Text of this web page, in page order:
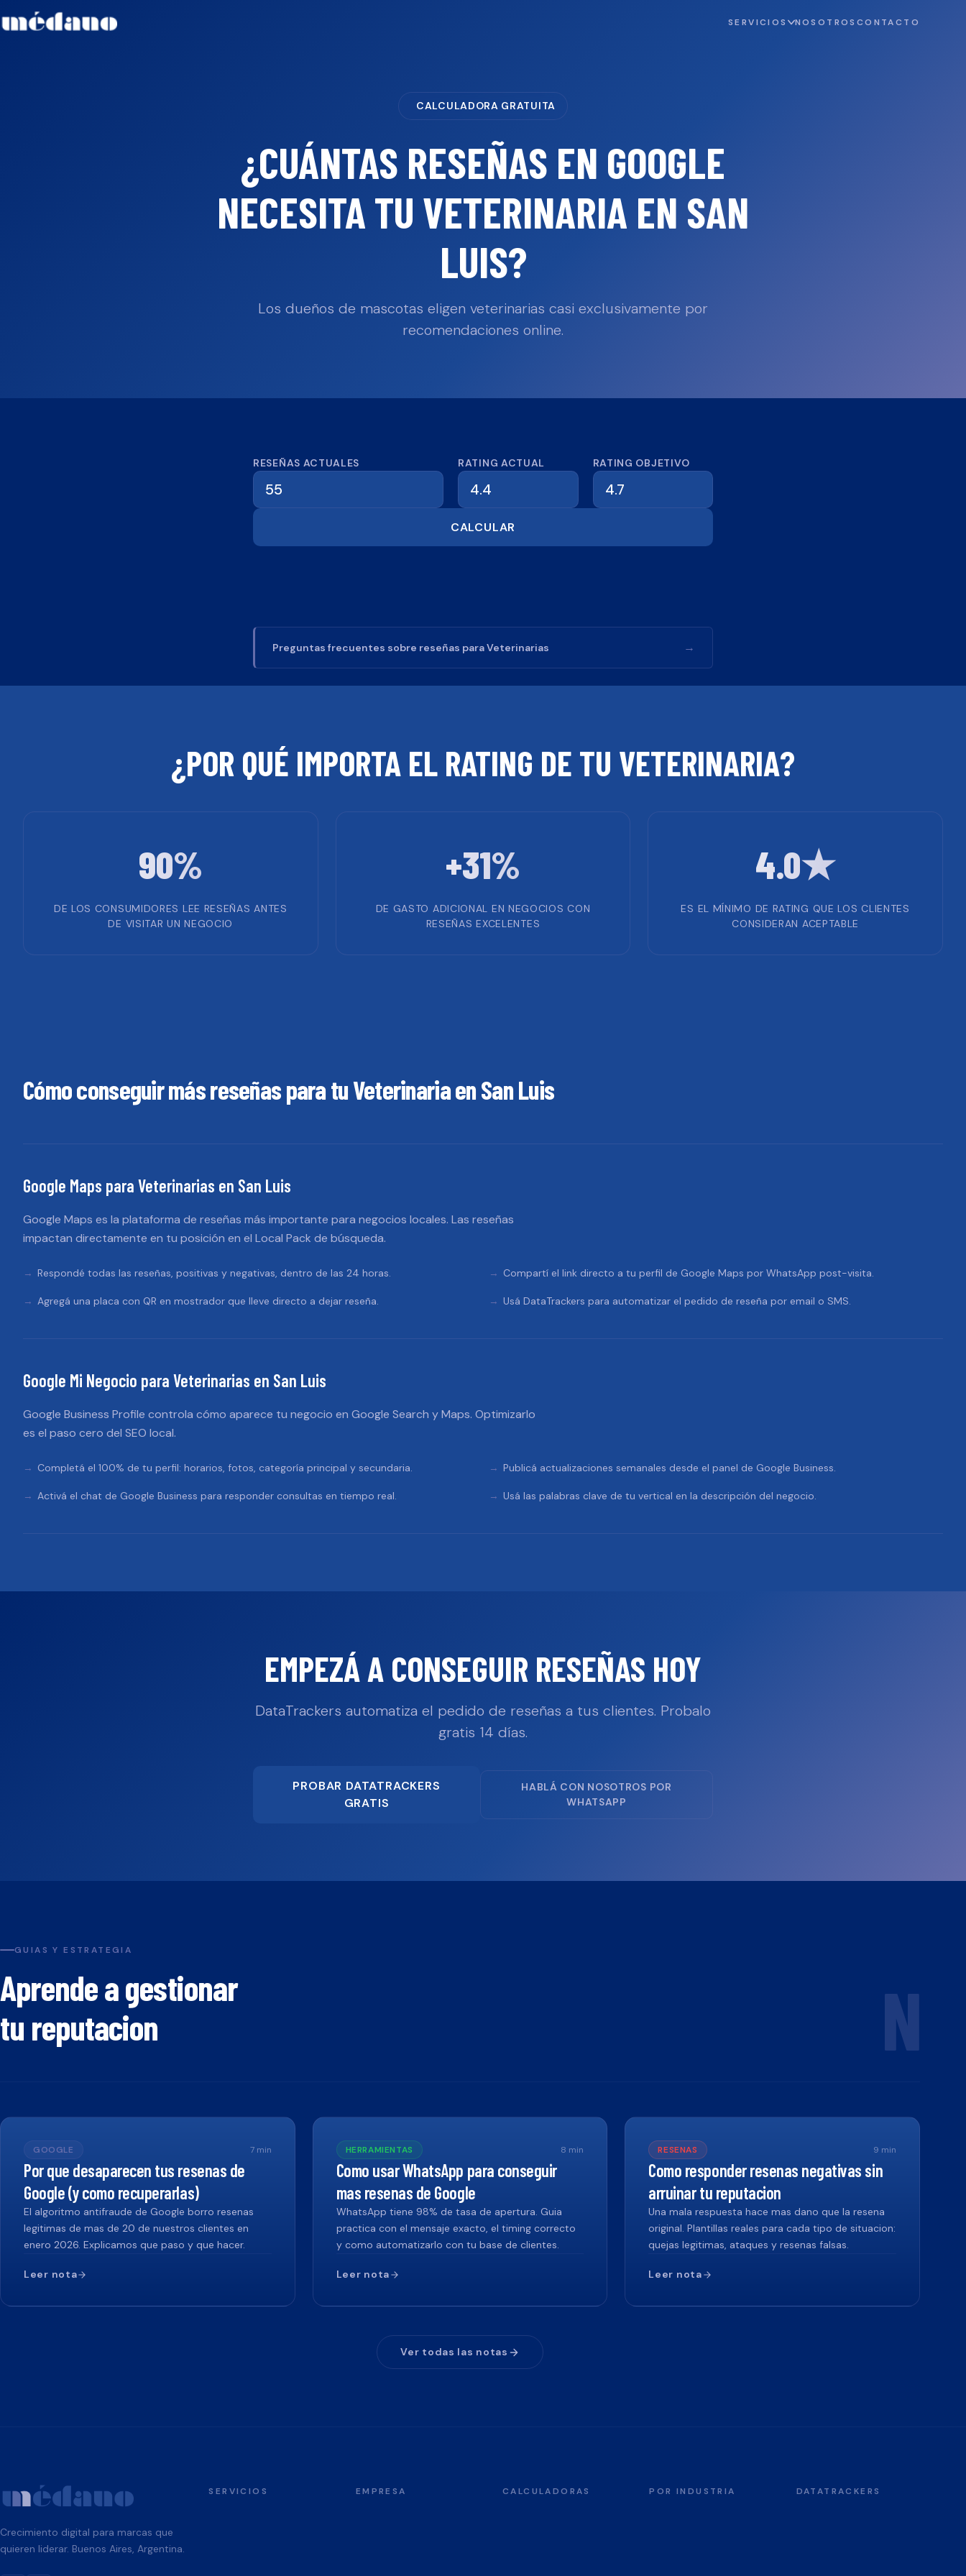
SERVICIOS NOSOTROS CONTACTO
CALCULADORA GRATUITA
¿CUÁNTAS RESEÑAS EN GOOGLE
NECESITA TU VETERINARIA EN SAN
LUIS?
Los dueños de mascotas eligen veterinarias casi exclusivamente por
recomendaciones online.
Calculadora de reseñas
RESEÑAS ACTUALES RATING ACTUAL RATING OBJETIVO
CALCULAR
Preguntas frecuentes sobre reseñas paraVeterinarias →
¿POR QUÉ IMPORTA EL RATING DE TU VETERINARIA?
90%
DE LOS CONSUMIDORES LEE RESEÑAS ANTES
DE VISITAR UN NEGOCIO
+31%
DE GASTO ADICIONAL EN NEGOCIOS CON
RESEÑAS EXCELENTES
4.0★
ES EL MÍNIMO DE RATING QUE LOS CLIENTES
CONSIDERAN ACEPTABLE
Cómo conseguir más reseñas para tuVeterinariaenSan Luis
Google Maps para Veterinarias en San Luis
Google Maps es la plataforma de reseñas más importante para negocios locales. Las reseñas
impactan directamente en tu posición en el Local Pack de búsqueda.
Respondé todas las reseñas, positivas y negativas, dentro de las 24 horas. Compartí el link directo a tu perfil de Google Maps por WhatsApp post-visita.
Agregá una placa con QR en mostrador que lleve directo a dejar reseña. Usá DataTrackers para automatizar el pedido de reseña por email o SMS.
Google Mi Negocio para Veterinarias en San Luis
Google Business Profile controla cómo aparece tu negocio en Google Search y Maps. Optimizarlo
es el paso cero del SEO local.
Completá el 100% de tu perfil: horarios, fotos, categoría principal y secundaria. Publicá actualizaciones semanales desde el panel de Google Business.
Activá el chat de Google Business para responder consultas en tiempo real. Usá las palabras clave de tu vertical en la descripción del negocio.
EMPEZÁ A CONSEGUIR RESEÑAS HOY
DataTrackers automatiza el pedido de reseñas a tus clientes. Probalo
gratis 14 días.
PROBAR DATATRACKERS
GRATIS
HABLÁ CON NOSOTROS POR
WHATSAPP
GUIAS Y ESTRATEGIA
Aprende a gestionar
tu reputacion
N
GOOGLE 7min
Por que desaparecen tus resenas de
Google (y como recuperarlas)
El algoritmo antifraude de Google borro resenas
legitimas de mas de 20 de nuestros clientes en
enero 2026. Explicamos que paso y que hacer.
Leer nota
HERRAMIENTAS 8 min
Como usar WhatsApp para conseguir
mas resenas de Google
WhatsApp tiene 98% de tasa de apertura. Guia
practica con el mensaje exacto, el timing correcto
y como automatizarlo con tu base de clientes.
Leer nota
RESENAS 9 min
Como responder resenas negativas sin
arruinar tu reputacion
Una mala respuesta hace mas dano que la resena
original. Plantillas reales para cada tipo de situacion:
quejas legitimas, ataques y resenas falsas.
Leer nota
Ver todas las notas
Crecimiento digital para marcas que
quieren liderar. Buenos Aires, Argentina.
SERVICIOS EMPRESA CALCULADORAS POR INDUSTRIA DATATRACKERS